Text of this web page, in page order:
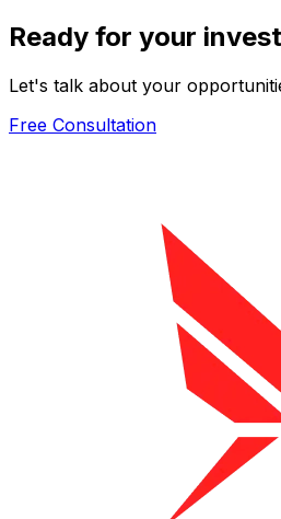
Ready for your
Let's talk about your
Free Consultation